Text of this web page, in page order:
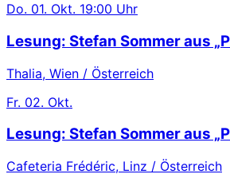
Do. 01. Okt. 19:00 Uhr
Lesung: Stefan Sommer aus
Thalia, Wien / Österreich
Fr. 02. Okt.
Lesung: Stefan Sommer aus
Cafeteria Frédéric, Linz / Österreich